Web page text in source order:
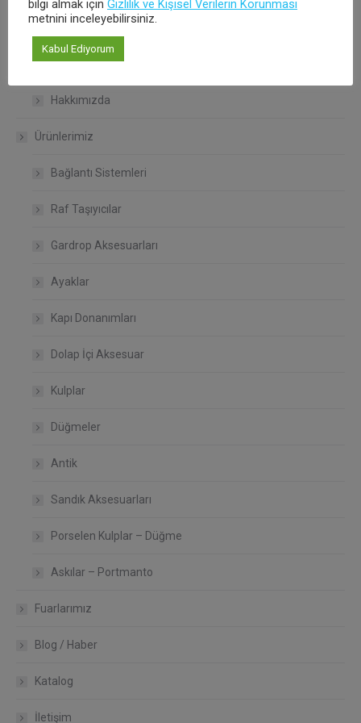
Çalışma Koşullarımız
Kalite Politikamız
Hakkımızda
Ürünlerimiz
Bağlantı Sistemleri
Raf Taşıyıcılar
Gardrop Aksesuarları
Ayaklar
Kapı Donanımları
Dolap İçi Aksesuar
Kulplar
Düğmeler
Antik
Sandık Aksesuarları
Porselen Kulplar – Düğme
Askılar – Portmanto
Fuarlarımız
Blog / Haber
Katalog
İletişim
bilgi almak için Gizlilik ve Kişisel Verilerin Korunması
metnini inceleyebilirsiniz.
Kabul Ediyorum